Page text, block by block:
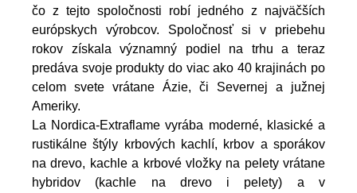
čo z tejto spoločnosti robí jedného z najväčších
európskych výrobcov. Spoločnosť si v priebehu
rokov získala významný podiel na trhu a teraz
predáva svoje produkty do viac ako 40 krajinách po
celom svete vrátane Ázie, či Severnej a južnej
Ameriky.
La Nordica-Extraflame vyrába moderné, klasické a
rustikálne štýly krbových kachlí, krbov a sporákov
na drevo, kachle a krbové vložky na pelety vrátane
hybridov (kachle na drevo i pelety) a v